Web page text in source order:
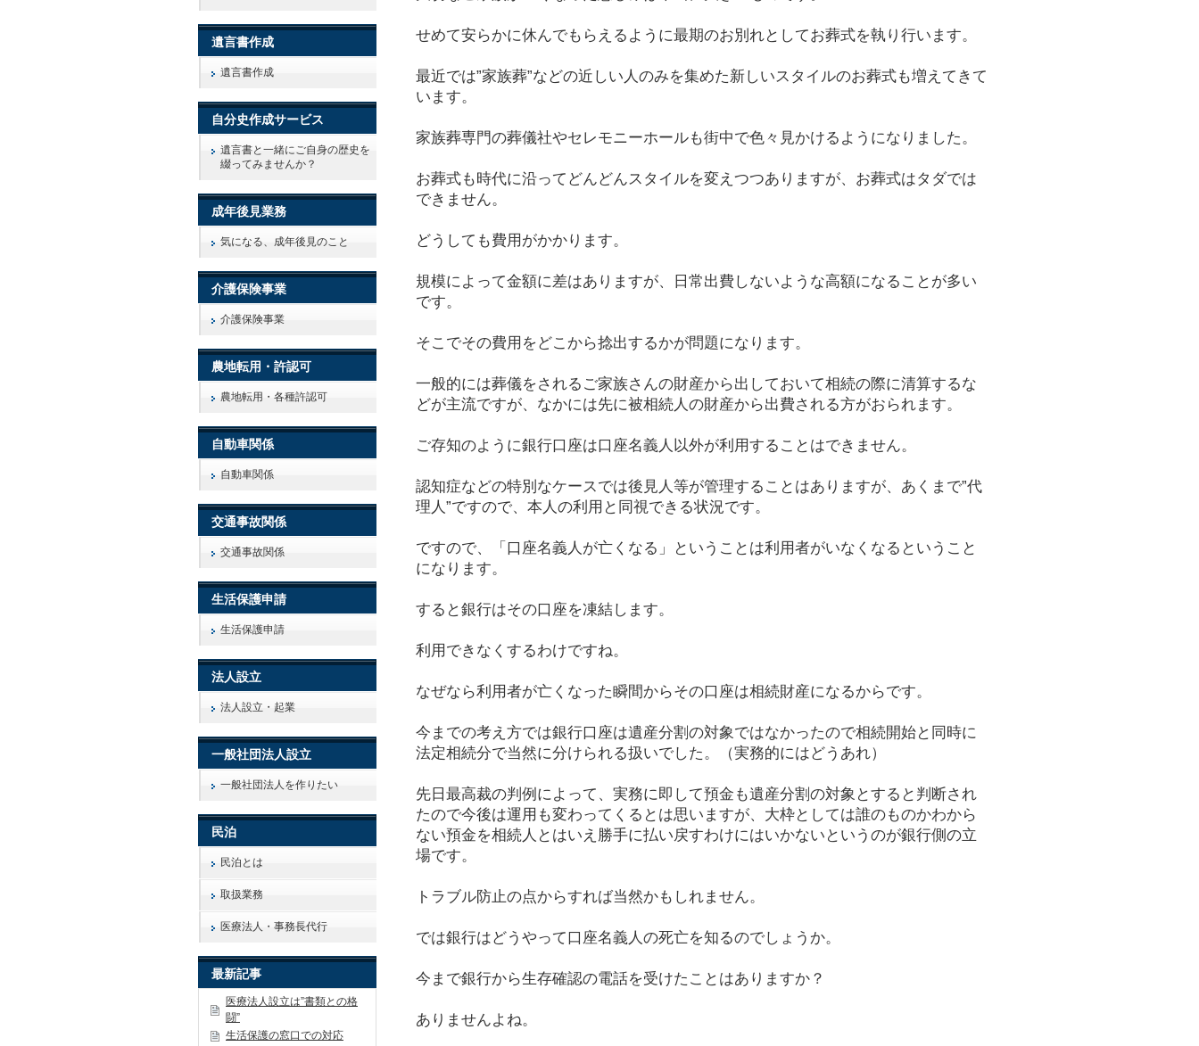
せめて安らかに休んでもらえるように最期のお別れとしてお葬式を執り行います。
最近では”家族葬”などの近しい人のみを集めた新しいスタイルのお葬式も増えてきて
います。
家族葬専門の葬儀社やセレモニーホールも街中で色々見かけるようになりました。
お葬式も時代に沿ってどんどんスタイルを変えつつありますが、お葬式はタダでは
できません。
どうしても費用がかかります。
規模によって金額に差はありますが、日常出費しないような高額になることが多い
です。
そこでその費用をどこから捻出するかが問題になります。
一般的には葬儀をされるご家族さんの財産から出しておいて相続の際に清算するな
どが主流ですが、なかには先に被相続人の財産から出費される方がおられます。
ご存知のように銀行口座は口座名義人以外が利用することはできません。
認知症などの特別なケースでは後見人等が管理することはありますが、あくまで”代
理人”ですので、本人の利用と同視できる状況です。
ですので、「口座名義人が亡くなる」ということは利用者がいなくなるということ
になります。
すると銀行はその口座を凍結します。
利用できなくするわけですね。
なぜなら利用者が亡くなった瞬間からその口座は相続財産になるからです。
今までの考え方では銀行口座は遺産分割の対象ではなかったので相続開始と同時に
法定相続分で当然に分けられる扱いでした。（実務的にはどうあれ）
先日最高裁の判例によって、実務に即して預金も遺産分割の対象とすると判断され
たので今後は運用も変わってくるとは思いますが、大枠としては誰のものかわから
ない預金を相続人とはいえ勝手に払い戻すわけにはいかないというのが銀行側の立
場です。
トラブル防止の点からすれば当然かもしれません。
では銀行はどうやって口座名義人の死亡を知るのでしょうか。
今まで銀行から生存確認の電話を受けたことはありますか？
ありませんよね。
遺言書作成
遺言書作成
自分史作成サービス
遺言書と一緒にご自身の歴史を
綴ってみませんか？
成年後見業務
気になる、成年後見のこと
介護保険事業
介護保険事業
農地転用・許認可
農地転用・各種許認可
自動車関係
自動車関係
交通事故関係
交通事故関係
生活保護申請
生活保護申請
法人設立
法人設立・起業
一般社団法人設立
一般社団法人を作りたい
民泊
民泊とは
取扱業務
医療法人・事務長代行
最新記事
医療法人設立は”書類との格
闘”
生活保護の窓口での対応